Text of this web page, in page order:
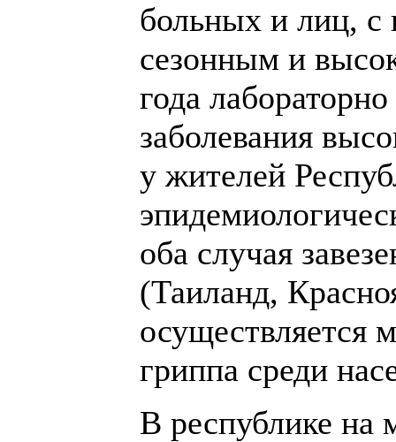
больных и лиц, с
сезонным и
года
заболевания
у жителей
оба случая
(Таиланд,
осуществляется
гриппа среди
В республике на